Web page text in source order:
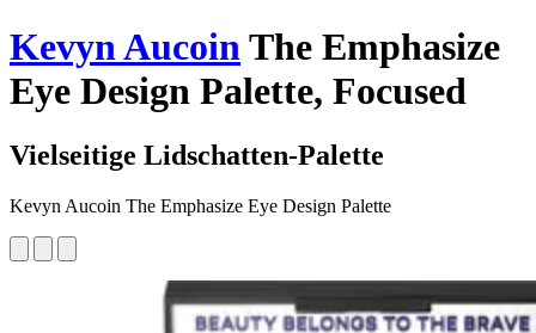
Kevyn AucoinThe Emphasize
Eye Design Palette, Focused
Vielseitige Lidschatten-Palette
Kevyn Aucoin The Emphasize Eye Design Palette